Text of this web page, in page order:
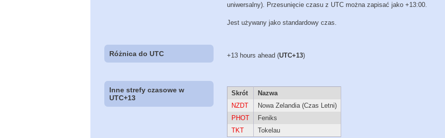
uniwersalny). Przesunięcie czasu z UTC można zapisać jako +13:00.
Jest używany jako standardowy czas.
Różnica do UTC +13 hours ahead (UTC+13)
Inne strefy czasowe w
UTC+13
Skrót
Nazwa
NZDT
Nowa Zelandia (Czas Letni)
PHOT
Feniks
TKT
Tokelau